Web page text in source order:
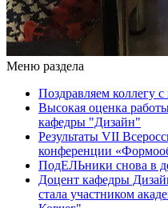
Меню раздела
Поздравляем коллегу
Высокая оценка
кафедры "Дизайн"
Результаты VII
конференции
ПодЕЛЬники снова в
Доцент кафедры
стала участником